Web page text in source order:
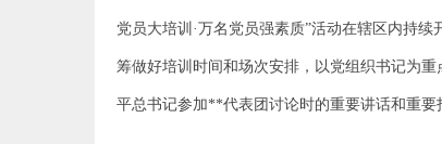
党员大培训·万名党员强素质”活动在辖区内持
筹做好培训时间和场次安排，以党组织书记为
平总书记参加**代表团讨论时的重要讲话和重要